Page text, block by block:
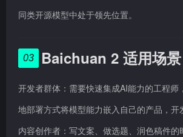
同类开源模型中处于领先位置。
03 Baichuan 2 适用场景
开发者群体：需要快速集成AI能力的工程师
地部署方式将模型能力嵌入自己的产品，开
内容创作者：写文案、做选题、润色稿件